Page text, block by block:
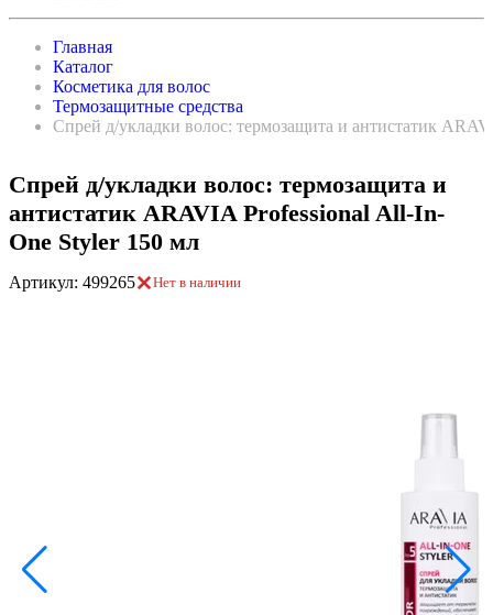
Главная
Каталог
Косметика для волос
Термозащитные средства
Спрей д/укладки волос: термозащита и антистатик
Спрей д/укладки волос: термозащита и
антистатик ARAVIA Professional All-In-
One Styler 150 мл
Артикул: 499265 Нет в наличии